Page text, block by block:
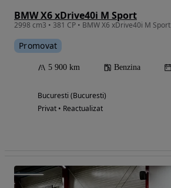
BMW X6 xDrive40i M Sport
2998 cm3 • 381 CP • BMW X6 xDrive40i M Sport
Promovat
5 900 km Benzina
Bucuresti (Bucuresti)
Privat • Reactualizat